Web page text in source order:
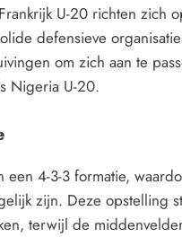
U-20 richten zich
defensieve
om zich aan te
Nigeria U-20.
een 4-3-3 formatie,
zijn. Deze opstelling
terwijl de